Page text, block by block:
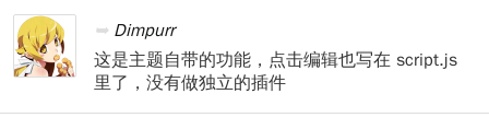
Dimpurr
这是主题自带的功能，点击编辑也写在 script.js
里了，没有做独立的插件